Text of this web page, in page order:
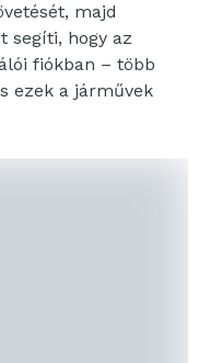
majd
segíti, hogy az
fiókban – több
ezek a járművek